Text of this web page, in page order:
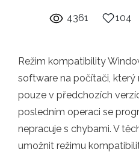
4361 104
Režim kompatibility
software na počítači,
pouze v předchozích
posledním operaci se
nepracuje s chybami. V
umožnit režimu